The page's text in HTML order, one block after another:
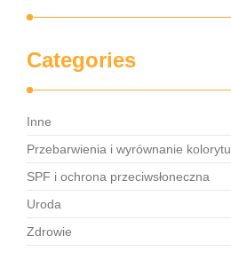
Categories
Inne
Przebarwienia i wyrównanie kolorytu
SPF i ochrona przeciwsłoneczna
Uroda
Zdrowie